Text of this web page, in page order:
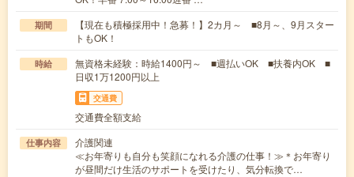
期間
【現在も積極採用中！急募！】2カ月～ ■8月～、9月スター
トもOK！
時給
無資格未経験：時給1400円～ ■週払いOK ■扶養内OK ■
日収1万1200円以上
交通費
交通費全額支給
仕事内容
介護関連
≪お年寄りも自分も笑顔になれる介護の仕事！≫＊お年寄り
が昼間だけ生活のサポートを受けたり、気分転換で…